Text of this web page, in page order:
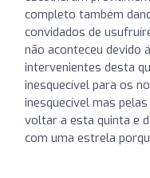
completo também
convidados de
não aconteceu devido
intervenientes desta
inesquecível para os
inesquecível mas
voltar a esta quinta e
com uma estrela